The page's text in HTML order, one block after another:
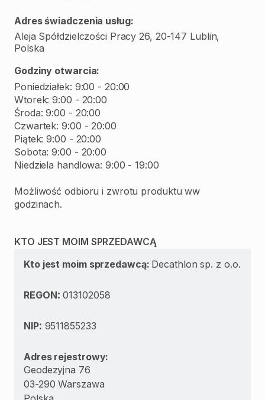
Adres świadczenia usług:
Aleja Spółdzielczości Pracy 26, 20-147 Lublin,
Polska
Godziny otwarcia:
Poniedziałek: 9:00 - 20:00
Wtorek: 9:00 - 20:00
Środa: 9:00 - 20:00
Czwartek: 9:00 - 20:00
Piątek: 9:00 - 20:00
Sobota: 9:00 - 20:00
Niedziela handlowa: 9:00 - 19:00
Możliwość odbioru i zwrotu produktu ww
godzinach.
KTO JEST MOIM SPRZEDAWCĄ
Kto jest moim sprzedawcą: Decathlon sp. z o.o.
REGON:013102058
NIP: 9511855233
Adres rejestrowy:
Geodezyjna 76
03-290 Warszawa